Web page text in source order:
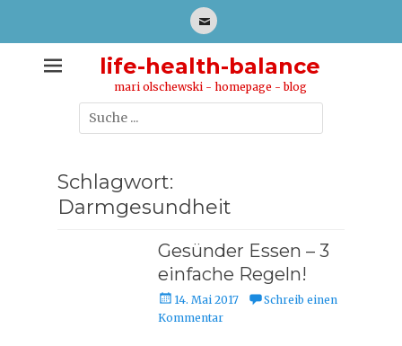
E-
life-health-balance
mari olschewski - homepage - blog
Suche
nach:
Schlagwort:
Darmgesundheit
Gesünder Essen – 3
einfache Regeln!
P
o
14. Mai 2017
Schreib einen
Kommentar